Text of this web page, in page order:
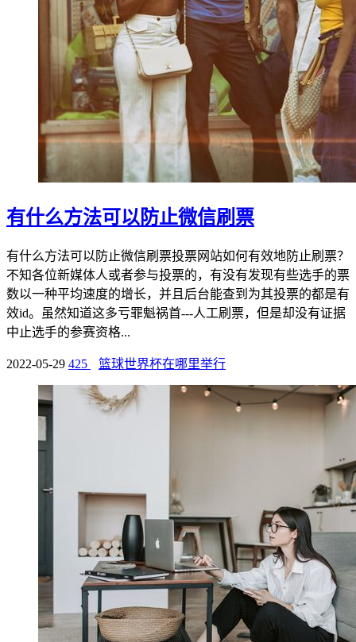
有什么方法可以防止微信刷票
有什么方法可以防止微信刷票投票网站如何有效地防止刷票？
不知各位新媒体人或者参与投票的，有没有发现有些选手的票
数以一种平均速度的增长，并且后台能查到为其投票的都是有
效id。虽然知道这多亏罪魁祸首---人工刷票，但是却没有证据
中止选手的参赛资格...
2022-05-29 425 篮球世界杯在哪里举行